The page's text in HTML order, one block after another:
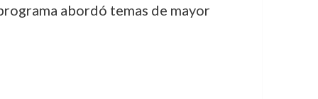
abordó temas de mayor